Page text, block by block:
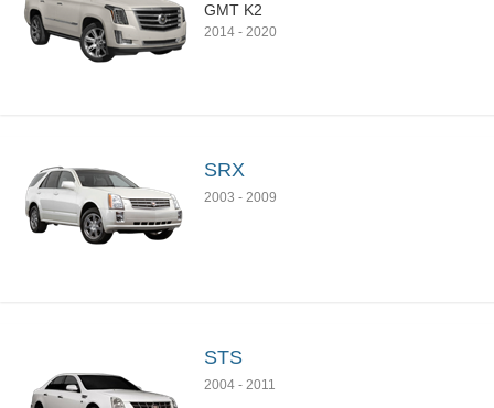
GMT K2
2014 - 2020
SRX
2003 - 2009
STS
2004 - 2011